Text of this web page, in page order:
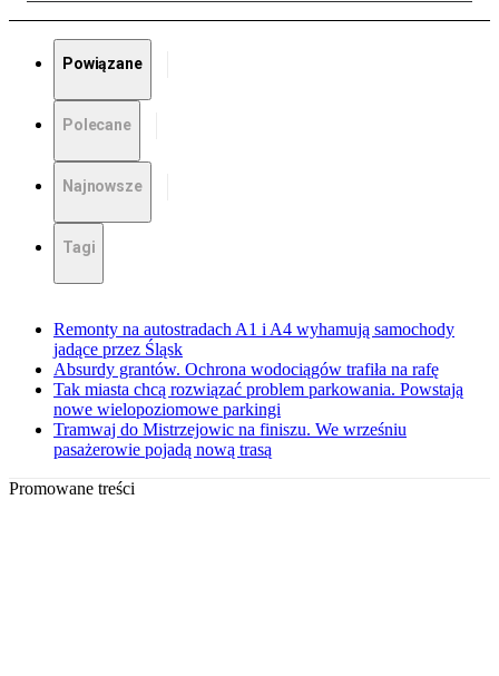
Powiązane
Polecane
Najnowsze
Tagi
Remonty na autostradach A1 i A4 wyhamują samochody
jadące przez Śląsk
Absurdy grantów. Ochrona wodociągów trafiła na rafę
Tak miasta chcą rozwiązać problem parkowania. Powstają
nowe wielopoziomowe parkingi
Tramwaj do Mistrzejowic na finiszu. We wrześniu
pasażerowie pojadą nową trasą
Promowane treści